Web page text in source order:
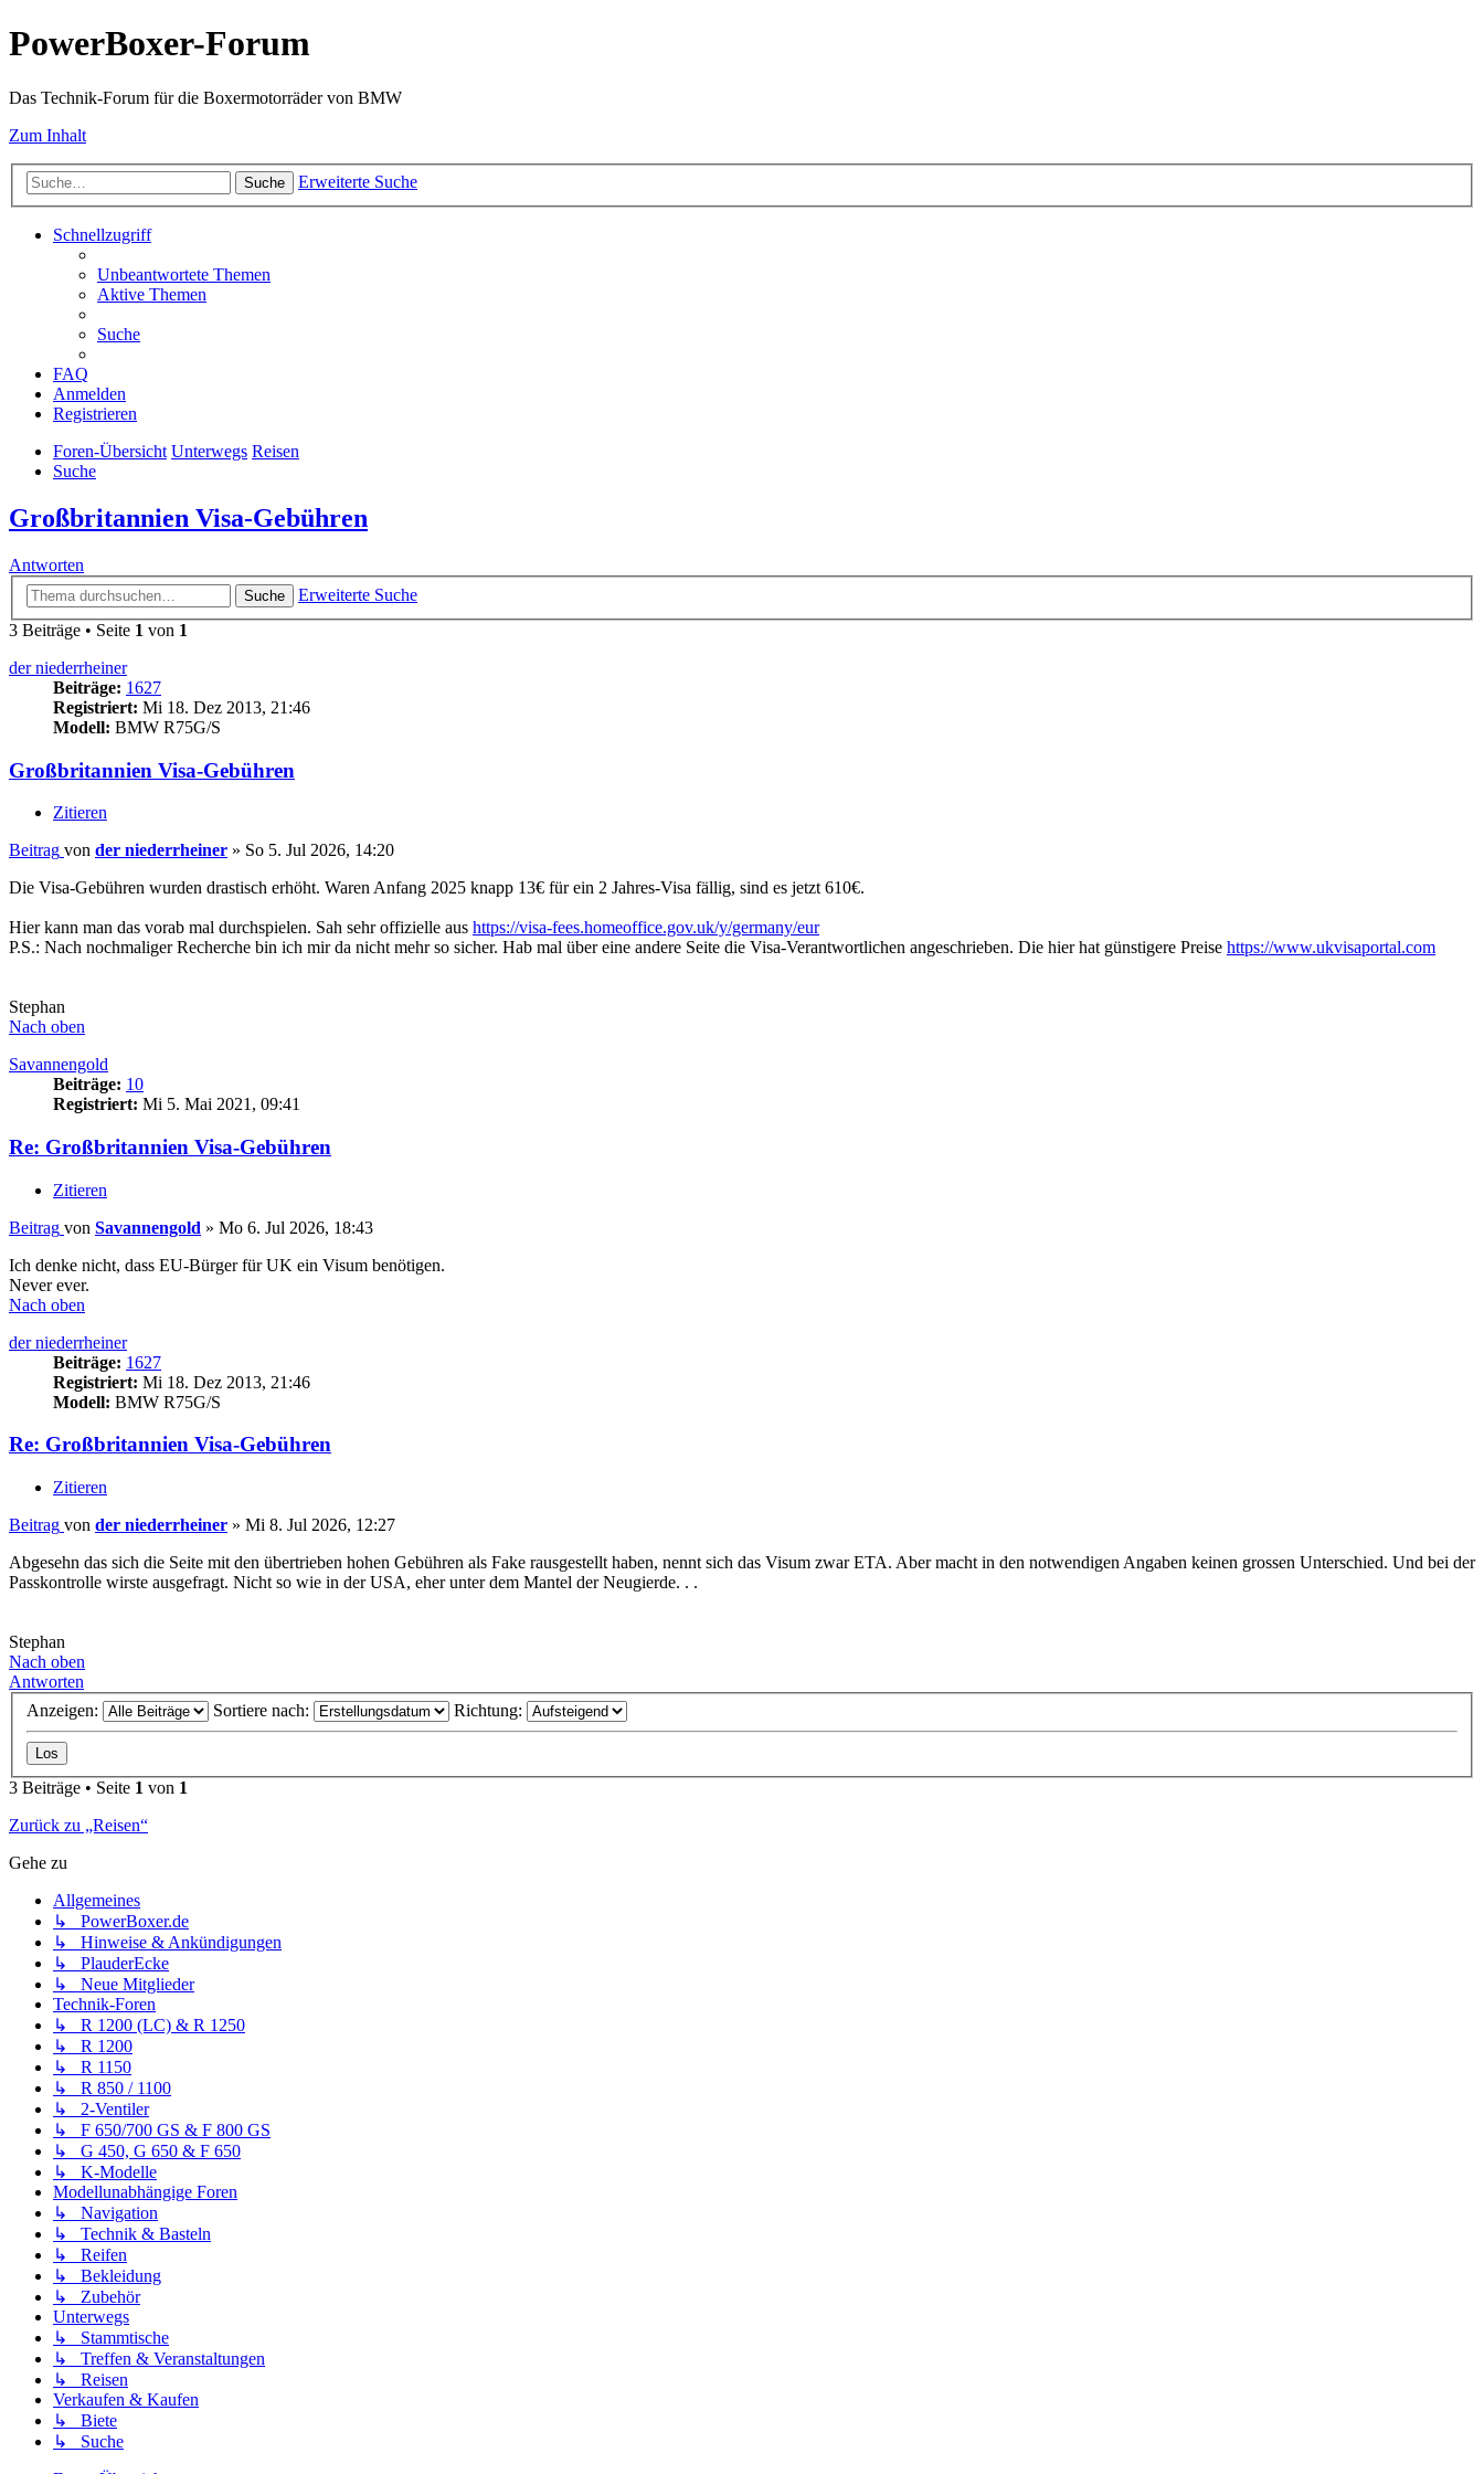
PowerBoxer-Forum
Das Technik-Forum für die Boxermotorräder von BMW
Zum Inhalt
Suche Erweiterte Suche
Schnellzugriff
Unbeantwortete Themen
Aktive Themen
Suche
FAQ
Anmelden
Registrieren
Foren-Übersicht Unterwegs Reisen
Suche
Großbritannien Visa-Gebühren
Antworten
Suche
Erweiterte Suche
3 Beiträge • Seite 1 von 1
der niederrheiner
Beiträge: 1627
Registriert: Mi 18. Dez 2013, 21:46
Modell: BMW R75G/S
Großbritannien Visa-Gebühren
Zitieren
Beitrag von der niederrheiner » So 5. Jul 2026, 14:20
Die Visa-Gebühren wurden drastisch erhöht. Waren Anfang 2025 knapp 13€ für ein 2 Jahres-Visa fällig, sind es jetzt 610€.
Hier kann man das vorab mal durchspielen. Sah sehr offizielle aus https://visa-fees.homeoffice.gov.uk/y/germany/eur
P.S.: Nach nochmaliger Recherche bin ich mir da nicht mehr so sicher. Hab mal über eine andere Seite die Visa-Verantwortlichen angeschrieben. Die hier hat günstigere Preise https://www.ukvisaportal.com
Stephan
Nach oben
Savannengold
Beiträge: 10
Registriert: Mi 5. Mai 2021, 09:41
Re: Großbritannien Visa-Gebühren
Zitieren
Beitrag von Savannengold » Mo 6. Jul 2026, 18:43
Ich denke nicht, dass EU-Bürger für UK ein Visum benötigen.
Never ever.
Nach oben
der niederrheiner
Beiträge: 1627
Registriert: Mi 18. Dez 2013, 21:46
Modell: BMW R75G/S
Re: Großbritannien Visa-Gebühren
Zitieren
Beitrag von der niederrheiner » Mi 8. Jul 2026, 12:27
Abgesehn das sich die Seite mit den übertrieben hohen Gebühren als Fake rausgestellt haben, nennt sich das Visum zwar ETA. Aber macht in den notwendigen Angaben keinen grossen Unterschied. Und bei der
Passkontrolle wirste ausgefragt. Nicht so wie in der USA, eher unter dem Mantel der Neugierde. . .
Stephan
Nach oben
Antworten
Anzeigen:
Sortiere nach: Richtung:
3 Beiträge • Seite 1 von 1
Zurück zu „Reisen“
Gehe zu
Allgemeines
↳ PowerBoxer.de
↳ Hinweise & Ankündigungen
↳ PlauderEcke
↳ Neue Mitglieder
Technik-Foren
↳ R 1200 (LC) & R 1250
↳ R 1200
↳ R 1150
↳ R 850 / 1100
↳ 2-Ventiler
↳ F 650/700 GS & F 800 GS
↳ G 450, G 650 & F 650
↳ K-Modelle
Modellunabhängige Foren
↳ Navigation
↳ Technik & Basteln
↳ Reifen
↳ Bekleidung
↳ Zubehör
Unterwegs
↳ Stammtische
↳ Treffen & Veranstaltungen
↳ Reisen
Verkaufen & Kaufen
↳ Biete
↳ Suche